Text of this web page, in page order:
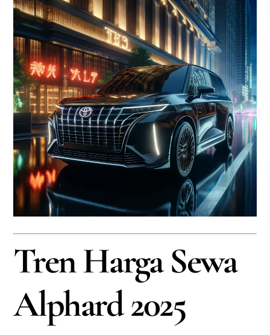
Tren Harga Sewa
Alphard 2025